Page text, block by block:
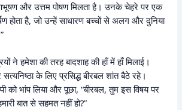
और उत्तम पोषण मिलता है। उनके चेहरे पर एक
है, जो उन्हें साधारण बच्चों से अलग और दुनिया
ने हमेशा की तरह बादशाह की हाँ में हाँ मिलाई।
के लिए प्रसिद्ध बीरबल शांत बैठे रहे।
को भांप लिया और पूछा, “बीरबल, तुम इस विषय पर
बात से सहमत नहीं हो?”